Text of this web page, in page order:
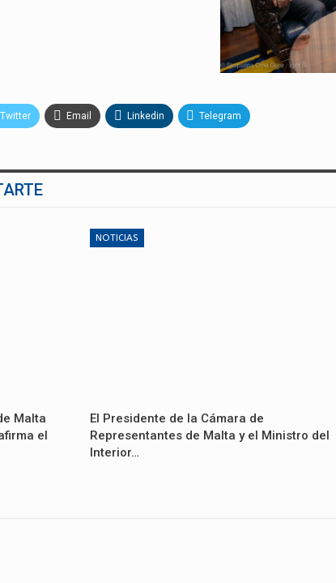
Twitter Email Linkedin Telegram
Malta
el
NOTICIAS
El Presidente de la Cámara de
Representantes de Malta y el Ministro del
Interior…